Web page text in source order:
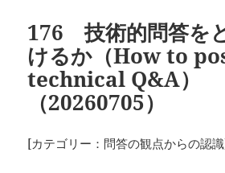
176 技術的問答を
けるか（How to
technical Q&A）
（20260705）
[カテゴリー：問答の観点からの認